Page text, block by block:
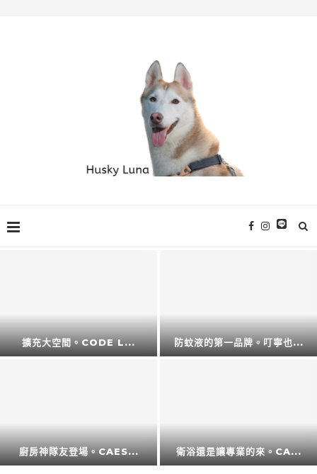
擴充大空間。CODE L... 防蚊液的第一品牌。叮寧也...
廚房神隊友登場。CAES... 衛浴還是讓專業的來。CA...